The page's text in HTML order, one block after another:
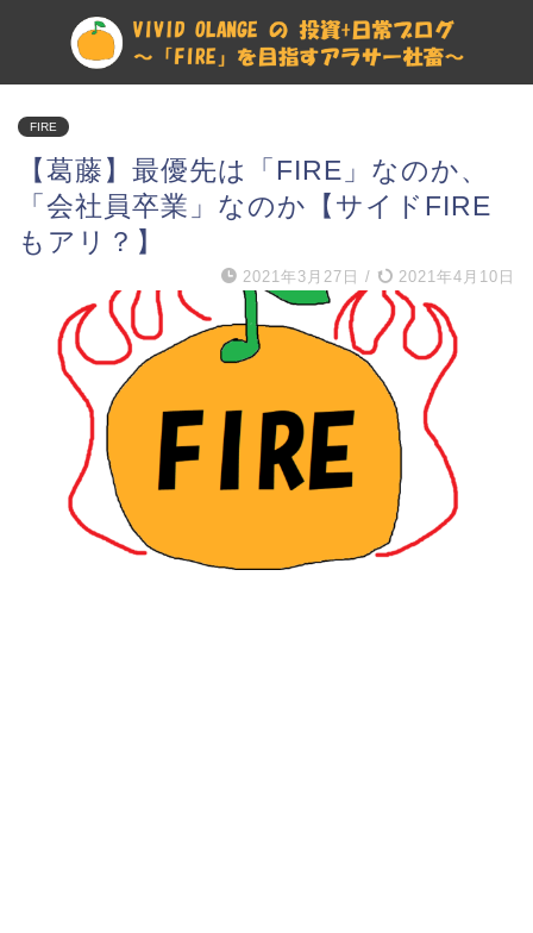
FIRE
【葛藤】最優先は「FIRE」なのか、
「会社員卒業」なのか【サイドFIRE
もアリ？】
2021年3月27日 / 2021年4月10日